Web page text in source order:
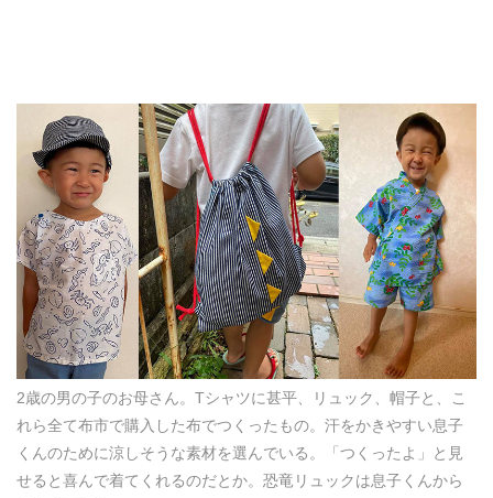
2歳の男の子のお母さん。Tシャツに甚平、リュック、帽子と、こ
れら全て布市で購入した布でつくったもの。汗をかきやすい息子
くんのために涼しそうな素材を選んでいる。「つくったよ」と見
せると喜んで着てくれるのだとか。恐竜リュックは息子くんから